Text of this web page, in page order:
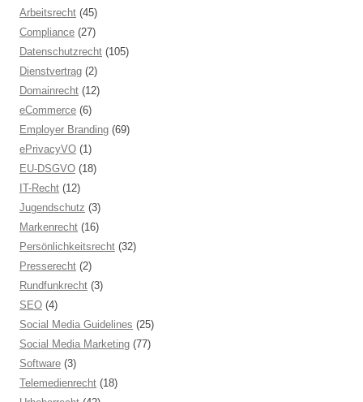
Arbeitsrecht (45)
Compliance (27)
Datenschutzrecht (105)
Dienstvertrag (2)
Domainrecht (12)
eCommerce (6)
Employer Branding (69)
ePrivacyVO (1)
EU-DSGVO (18)
IT-Recht (12)
Jugendschutz (3)
Markenrecht (16)
Persönlichkeitsrecht (32)
Presserecht (2)
Rundfunkrecht (3)
SEO (4)
Social Media Guidelines (25)
Social Media Marketing (77)
Software (3)
Telemedienrecht (18)